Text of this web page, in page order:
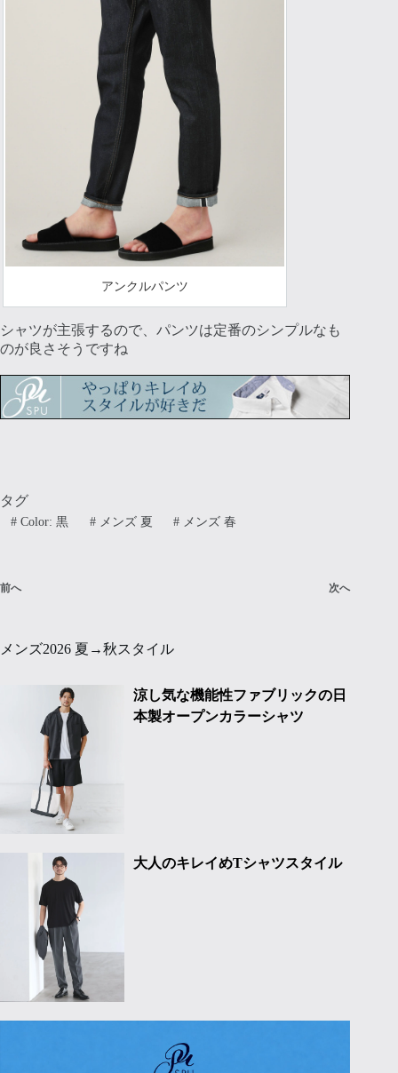
アンクルパンツ
シャツが主張するので、パンツは定番のシンプルなも
のが良さそうですね
タグ
#Color: 黒 #メンズ 夏 # メンズ 春
前へ 次へ
メンズ2026 夏→秋スタイル
涼し気な機能性ファブリックの日
本製オープンカラーシャツ
大人のキレイめTシャツスタイル